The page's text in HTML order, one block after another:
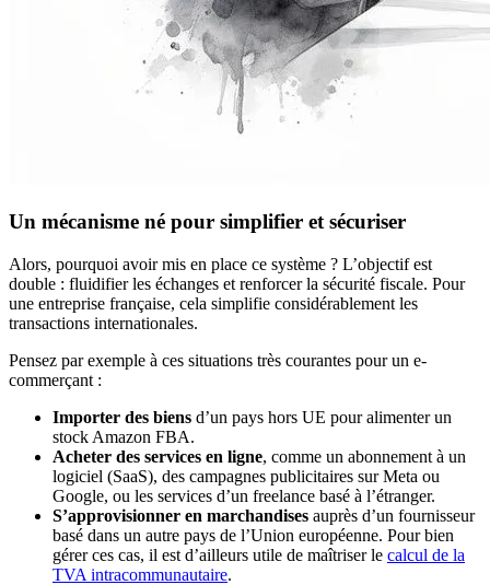
Un mécanisme né pour simplifier et sécuriser
Alors, pourquoi avoir mis en place ce système ? L’objectif est
double : fluidifier les échanges et renforcer la sécurité fiscale. Pour
une entreprise française, cela simplifie considérablement les
transactions internationales.
Pensez par exemple à ces situations très courantes pour un e-
commerçant :
Importer des biens d’un pays hors UE pour alimenter un
stock Amazon FBA.
Acheter des services en ligne, comme un abonnement à un
logiciel (SaaS), des campagnes publicitaires sur Meta ou
Google, ou les services d’un freelance basé à l’étranger.
S’approvisionner en marchandises auprès d’un fournisseur
basé dans un autre pays de l’Union européenne. Pour bien
gérer ces cas, il est d’ailleurs utile de maîtriser le calcul de la
TVA intracommunautaire.